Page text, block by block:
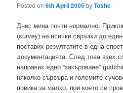
Posted on6th April 2005byToshe
Днес мина почти нормално.
(survey) на всички свръзки до
поставих резултатите в една
документацията. След това взех
направих едно “закърпване”
няколко сървъра и големите
повика за малко, при което се